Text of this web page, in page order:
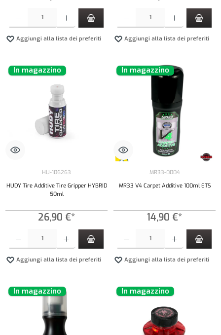
Aggiungi alla lista dei preferiti Aggiungi alla lista dei preferiti
In magazzino
HU-106263
HUDY Tire Additive Tire Gripper HYBRID
50ml
26,90 €*
Aggiungi alla lista dei preferiti
In magazzino
MR33-0004
MR33 V4 Carpet Additive 100ml ETS
14,90 €*
Aggiungi alla lista dei preferiti
In magazzino In magazzino